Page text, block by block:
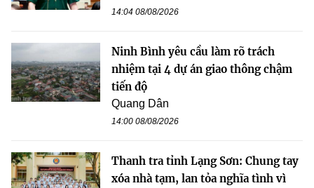
14:04 08/08/2026
Ninh Bình yêu cầu làm rõ trách
nhiệm tại 4 dự án giao thông chậm
tiến độ
Quang Dân
14:00 08/08/2026
Thanh tra tỉnh Lạng Sơn: Chung tay
xóa nhà tạm, lan tỏa nghĩa tình vì